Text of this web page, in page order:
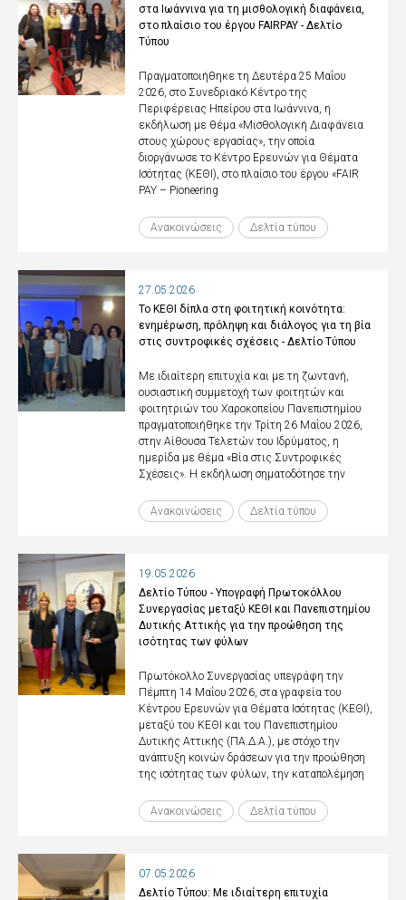
στα Ιωάννινα για τη μισθολογική διαφάνεια,
στο πλαίσιο του έργου FAIRPAY - Δελτίο
Τύπου
Πραγματοποιήθηκε τη Δευτέρα 25 Μαΐου
2026, στο Συνεδριακό Κέντρο της
Περιφέρειας Ηπείρου στα Ιωάννινα, η
εκδήλωση με θέμα «Μισθολογική Διαφάνεια
στους χώρους εργασίας», την οποία
διοργάνωσε το Κέντρο Ερευνών για Θέματα
Ισότητας (ΚΕΘΙ), στο πλαίσιο του έργου «FAIR
PAY – Pioneering
Ανακοινώσεις Δελτία τύπου
27.05.2026
Το ΚΕΘΙ δίπλα στη φοιτητική κοινότητα:
ενημέρωση, πρόληψη και διάλογος για τη βία
στις συντροφικές σχέσεις - Δελτίο Τύπου
Με ιδιαίτερη επιτυχία και με τη ζωντανή,
ουσιαστική συμμετοχή των φοιτητών και
φοιτητριών του Χαροκοπείου Πανεπιστημίου
πραγματοποιήθηκε την Τρίτη 26 Μαΐου 2026,
στην Αίθουσα Τελετών του Ιδρύματος, η
ημερίδα με θέμα «Βία στις Συντροφικές
Σχέσεις». Η εκδήλωση σηματοδότησε την
Ανακοινώσεις Δελτία τύπου
19.05.2026
Δελτίο Τύπου - Υπογραφή Πρωτοκόλλου
Συνεργασίας μεταξύ ΚΕΘΙ και Πανεπιστημίου
Δυτικής Αττικής για την προώθηση της
ισότητας των φύλων
Πρωτόκολλο Συνεργασίας υπεγράφη την
Πέμπτη 14 Μαΐου 2026, στα γραφεία του
Κέντρου Ερευνών για Θέματα Ισότητας (ΚΕΘΙ),
μεταξύ του ΚΕΘΙ και του Πανεπιστημίου
Δυτικής Αττικής (ΠΑ.Δ.Α.), με στόχο την
ανάπτυξη κοινών δράσεων για την προώθηση
της ισότητας των φύλων, την καταπολέμηση
Ανακοινώσεις Δελτία τύπου
07.05.2026
Δελτίο Τύπου: Με ιδιαίτερη επιτυχία